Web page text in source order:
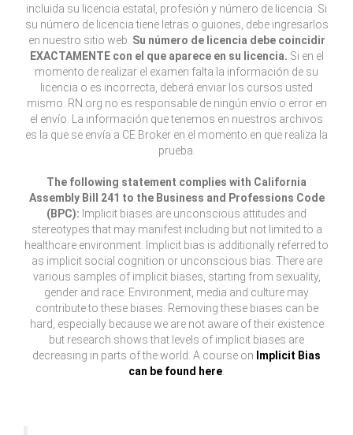
incluida su licencia estatal, profesión y número de licencia. Si
su número de licencia tiene letras o guiones, debe ingresarlos
en nuestro sitio web. Su número de licencia debe coincidir
EXACTAMENTE con el que aparece en su licencia. Si en el
momento de realizar el examen falta la información de su
licencia o es incorrecta, deberá enviar los cursos usted
mismo. RN.org no es responsable de ningún envío o error en
el envío. La información que tenemos en nuestros archivos
es la que se envía a CE Broker en el momento en que realiza la
prueba.
The following statement complies with California
Assembly Bill 241 to the Business and Professions Code
(BPC): Implicit biases are unconscious attitudes and
stereotypes that may manifest including but not limited to a
healthcare environment. Implicit bias is additionally referred to
as implicit social cognition or unconscious bias. There are
various samples of implicit biases, starting from sexuality,
gender and race. Environment, media and culture may
contribute to these biases. Removing these biases can be
hard, especially because we are not aware of their existence
but research shows that levels of implicit biases are
decreasing in parts of the world. A course on Implicit Bias
can be found here